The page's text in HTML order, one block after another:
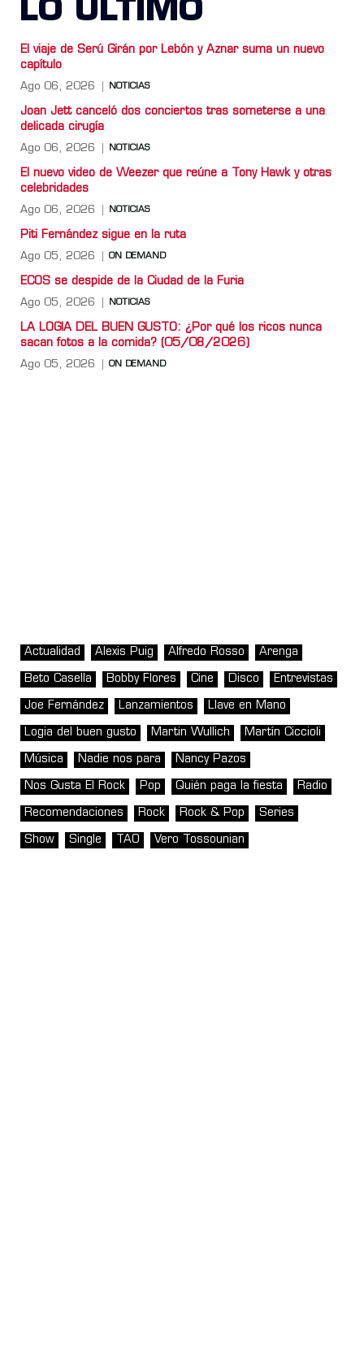
LO ULTIMO
El viaje de Serú Girán por Lebón y Aznar suma un nuevo
capítulo
Ago 06, 2026 NOTICIAS
Joan Jett canceló dos conciertos tras someterse a una
delicada cirugía
Ago 06, 2026 NOTICIAS
El nuevo video de Weezer que reúne a Tony Hawk y otras
celebridades
Ago 06, 2026 NOTICIAS
Piti Fernández sigue en la ruta
Ago 05, 2026 ON DEMAND
ECOS se despide de la Ciudad de la Furia
Ago 05, 2026 NOTICIAS
LA LOGIA DEL BUEN GUSTO: ¿Por qué los ricos nunca
sacan fotos a la comida? (05/08/2026)
Ago 05, 2026 ON DEMAND
Actualidad Alexis Puig Alfredo Rosso Arenga
Beto Casella Bobby Flores Cine Disco Entrevistas
Joe Fernández Lanzamientos Llave en Mano
Logia del buen gusto Martin Wullich Martín Ciccioli
Música Nadie nos para Nancy Pazos
Nos Gusta El Rock Pop Quién paga la fiesta Radio
Recomendaciones Rock Rock & Pop Series
Show Single TAO Vero Tossounian